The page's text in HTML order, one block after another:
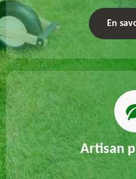
un abattage direct ou par
des particularités du
En
Artisan